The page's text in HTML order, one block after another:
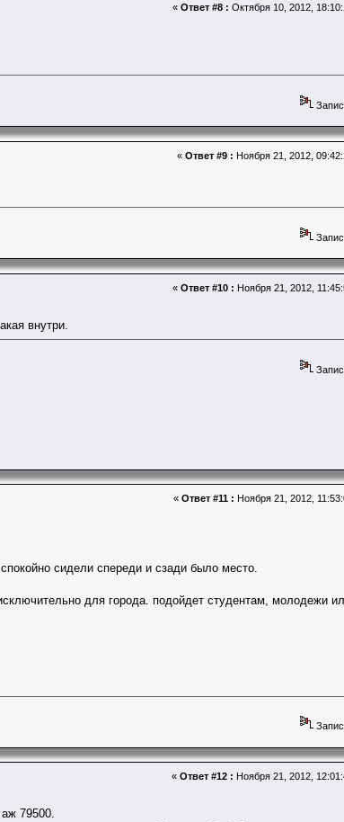
« Ответ #8 : Октября 10, 2012,
« Ответ #9 : Ноября 21, 2012,
« Ответ #10 : Ноября 21, 2012,
внутри.
« Ответ #11 : Ноября 21, 2012,
сидели спереди и сзади было место.
для города. подойдет студентам, молодежи
« Ответ #12 : Ноября 21, 2012,
79500.